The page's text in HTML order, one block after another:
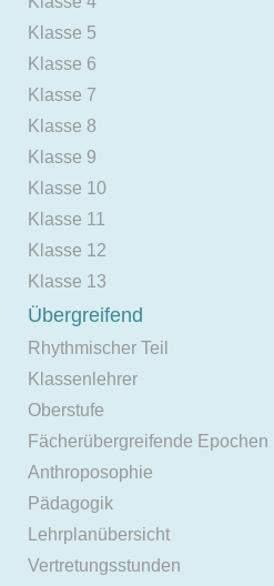
Klasse 5
Klasse 6
Klasse 7
Klasse 8
Klasse 9
Klasse 10
Klasse 11
Klasse 12
Klasse 13
Übergreifend
Rhythmischer Teil
Klassenlehrer
Oberstufe
Fächerübergreifende Epochen
Anthroposophie
Pädagogik
Lehrplanübersicht
Vertretungsstunden